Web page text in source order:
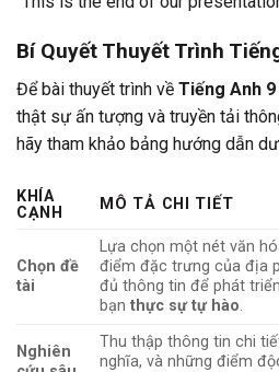
Bí Quyết Thuyết Trình
Để bài thuyết trình về Tiếng Anh
thật sự ấn tượng và truyền tải
hãy tham khảo bảng hướng dẫn
KHÍA
CẠNH
MÔ TẢ CHI TIẾT
Chọn đề
tài
Lựa chọn một nét văn
điểm đặc trưng của địa
đủ thông tin để phát
bạnthực sự tự hào.
Nghiên
Thu thập thông tin chi
nghĩa, và những điểm